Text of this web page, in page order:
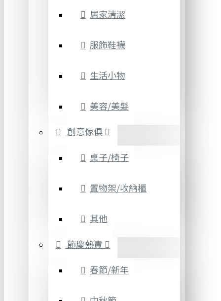
居家清潔
服飾鞋襪
生活小物
美容/美髮
創意傢俱
桌子/椅子
置物架/收納櫃
其他
節慶熱賣
春節/新年